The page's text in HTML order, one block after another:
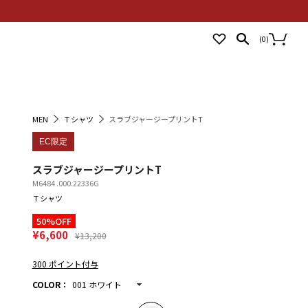
(0)
MEN Ｔシャツ スラブジャージープリントT
EC限定
スラブジャージープリントT
M6484 .000.22336G
Ｔシャツ
50%OFF
¥6,600 ¥13,200
300 ポイント付与
COLOR： 001 ホワイト